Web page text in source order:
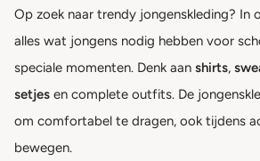
Op zoek naar trendy jongenskleding? In
alles wat jongens nodig hebben voor
speciale momenten. Denk aan shirts,
setjes en complete outfits. De
om comfortabel te dragen, ook tijdens
bewegen.